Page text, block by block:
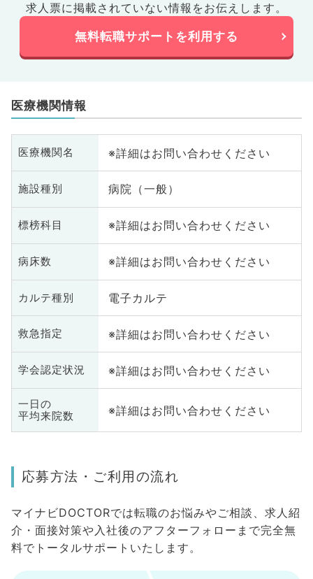
求人票に掲載されていない情報をお伝えします。
無料転職サポートを利用する
医療機関情報
医療機関名 ※詳細はお問い合わせください
施設種別 病院（一般）
標榜科目 ※詳細はお問い合わせください
病床数 ※詳細はお問い合わせください
カルテ種別 電子カルテ
救急指定 ※詳細はお問い合わせください
学会認定状況 ※詳細はお問い合わせください
一日の
平均来院数
※詳細はお問い合わせください
応募方法・ご利用の流れ
マイナビDOCTORでは転職のお悩みやご相談、求人紹
介・面接対策や入社後のアフターフォローまで完全無
料でトータルサポートいたします。